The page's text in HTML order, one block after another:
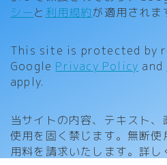
Follow
シーと 利用規約が適用されま
This site is protected by
Google Privacy Policy and
apply.
当サイトの内容、テキスト
使用を固く禁じます。無断
用料を請求いたします。詳し